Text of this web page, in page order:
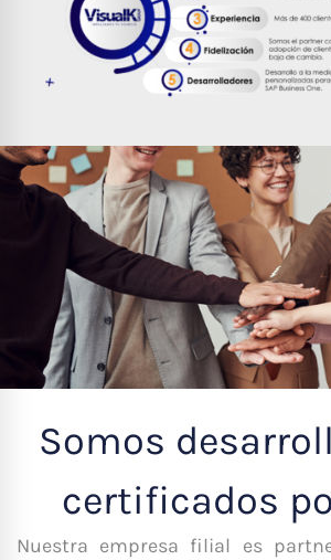
Somos
certificados
Nuestra empresa filial es